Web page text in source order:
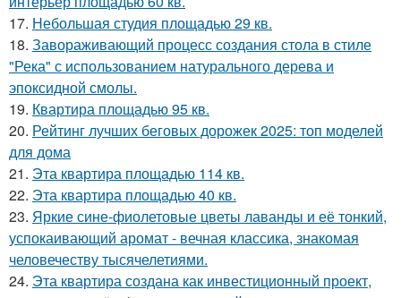
17. Небольшая студия площадью 29 кв.
18. Завораживающий процесс создания стола в стиле
"Река" с использованием натурального дерева и
эпоксидной смолы.
19. Квартира площадью 95 кв.
20. Рейтинг лучших беговых дорожек 2025: топ моделей
для дома
21. Эта квартира площадью 114 кв.
22. Эта квартира площадью 40 кв.
23. Яркие сине-фиолетовые цветы лаванды и её тонкий,
успокаивающий аромат - вечная классика, знакомая
человечеству тысячелетиями.
24. Эта квартира создана как инвестиционный проект,